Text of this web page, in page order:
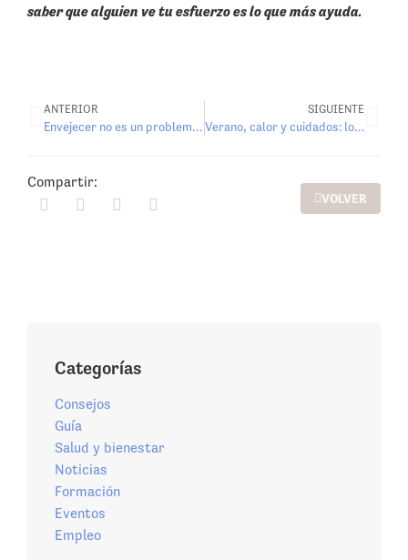
saber que alguien ve tu esfuerzo es lo que más ayuda.
ANTERIOR
Envejecer no es un problema: es un logro colectivo
SIGUIENTE
Verano, calor y cuidados: lo que todos deberíamos saber
Compartir:
VOLVER
Categorías
Consejos
Guía
Salud y bienestar
Noticias
Formación
Eventos
Empleo